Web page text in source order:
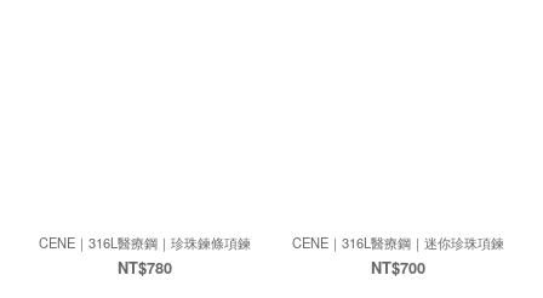
CENE｜316L醫療鋼｜珍珠鍊條項鍊
NT$780
CENE｜316L醫療鋼｜迷你珍珠項鍊
NT$700